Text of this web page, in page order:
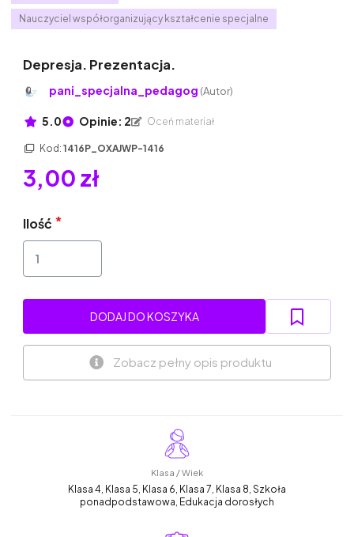
Nauczyciel współorganizujący kształcenie specjalne
Depresja. Prezentacja.
pani_specjalna_pedagog (Autor)
5.0 Opinie: 2 Oceń materiał
Kod: 1416P_OXAJWP-1416
3,00 zł
Ilość
DODAJ DO KOSZYKA
Zobacz pełny opis produktu
Klasa / Wiek
Klasa 4, Klasa 5, Klasa 6, Klasa 7, Klasa 8, Szkoła
ponadpodstawowa, Edukacja dorosłych